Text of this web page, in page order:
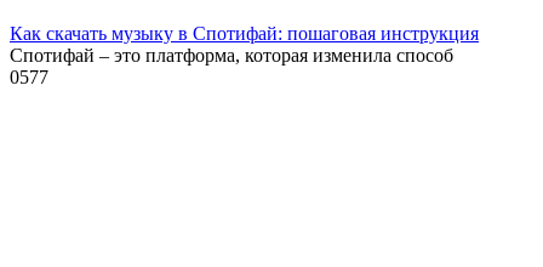
Как скачать музыку в Спотифай: пошаговая инструкция
Спотифай – это платформа, которая изменила способ
0577